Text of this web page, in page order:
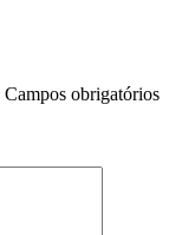
Campos obrigatórios